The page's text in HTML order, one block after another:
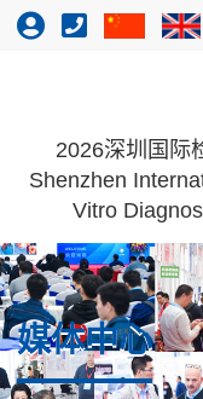
2026深圳国际
Shenzhen
Vitro
媒体中心